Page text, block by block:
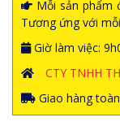
Mỗi sản phẩm
Tương ứng với
Giờ làm việc:
CTY TNHH
Giao hàng